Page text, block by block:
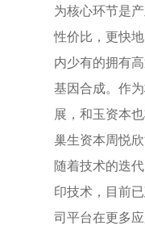
为核心环节是
性价比，更快
内少有的拥有
基因合成。作
展，和玉资本
巢生资本周悦
随着技术的迭
印技术，目前
司平台在更多